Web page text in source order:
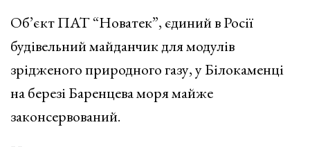
Об’єкт ПАТ “Новатек”, єдиний в Росії
будівельний майданчик для модулів
зрідженого природного газу, у Білокаменці
на березі Баренцева моря майже
законсервований.